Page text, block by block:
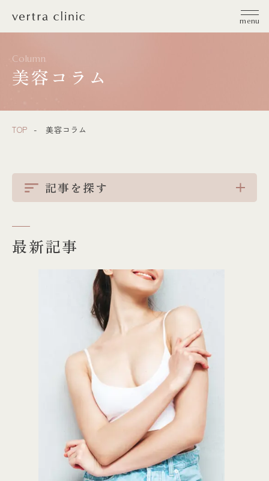
vertra clinic（ヴェルトラクリニック）
menu
Column
美容コラム
TOP 美容コラム
記事を探す
最新記事